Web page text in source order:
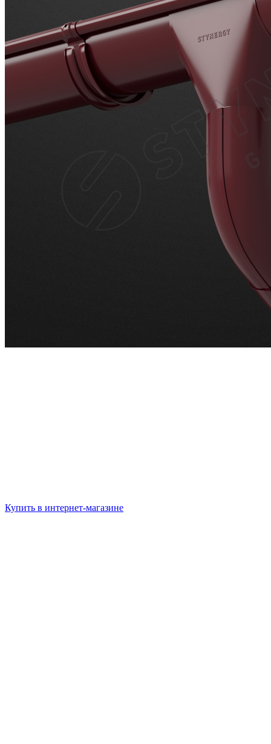
Купить в интернет-магазине